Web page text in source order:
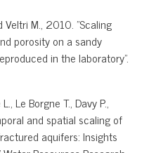
Veltri M., 2010. "Scaling
porosity on a sandy
in the laboratory".
Le Borgne T., Davy P.,
and spatial scaling of
aquifers: Insights